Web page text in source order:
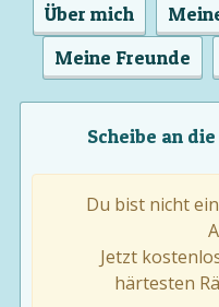
Über mich
Meine Freunde
Scheibe an
Du bist nicht
Jetzt
härtesten